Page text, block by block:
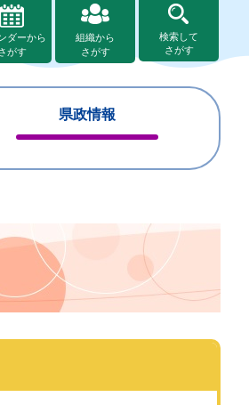
ダーから
がす
組織から
さがす
検索して
さがす
県政情報
じ